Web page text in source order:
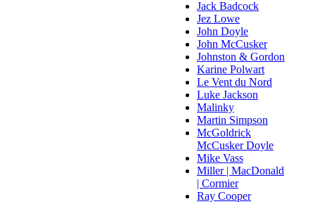
Jack Badcock
Jez Lowe
John Doyle
John McCusker
Johnston & Gordon
Karine Polwart
Le Vent du Nord
Luke Jackson
Malinky
Martin Simpson
McGoldrick
McCusker Doyle
Mike Vass
Miller | MacDonald
| Cormier
Ray Cooper